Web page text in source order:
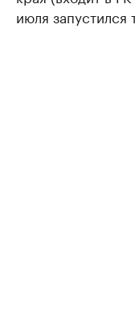
июля запустился